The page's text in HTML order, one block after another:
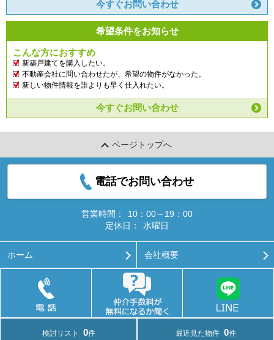
今すぐお問い合わせ
希望条件をお知らせ
こんな方におすすめ
新築戸建てを購入したい。
不動産会社に問い合わせたが、希望の物件がなかった。
新しい物件情報を誰よりも早く仕入れたい。
今すぐお問い合わせ
ページトップへ
電話でお問い合わせ
営業時間：
10：00～19：00
定休日：
水曜日
ホーム 会社概要
お問い合わせ 物件リクエスト
プライバシーポリシー 利用規約 アクセスマップ
PCサイト
産 All rights reserved.
検討リスト 0件 最近見た物件 0件